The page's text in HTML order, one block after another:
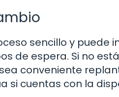
sencillo y puede
de espera. Si no
conveniente
si cuentas con la